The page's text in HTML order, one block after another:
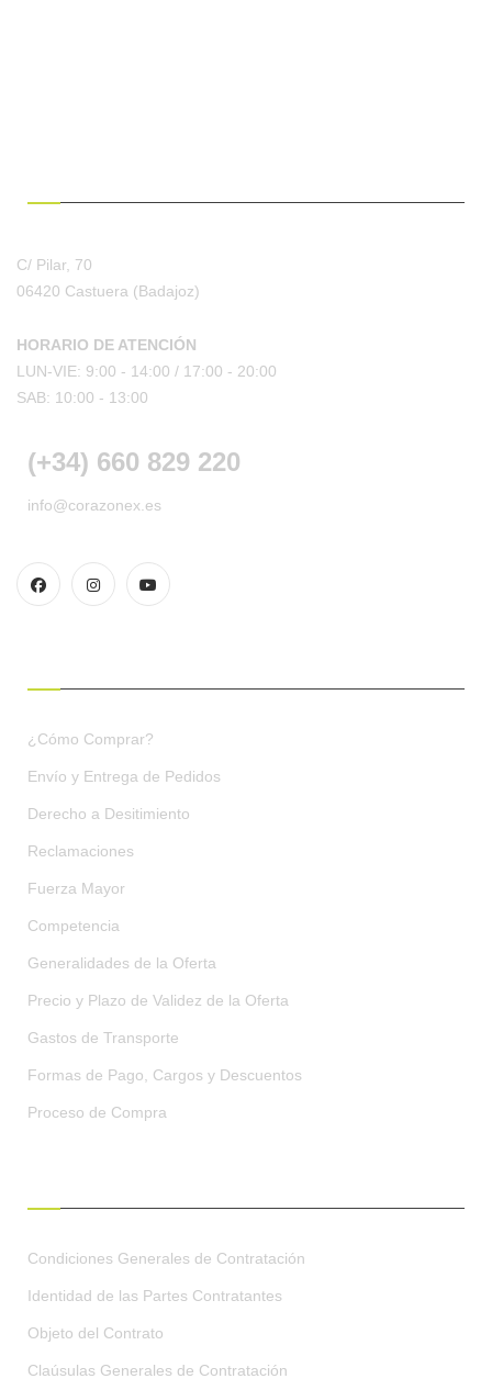
C/ Pilar, 70
06420 Castuera (Badajoz)
HORARIO DE ATENCIÓN
LUN-VIE: 9:00 - 14:00 / 17:00 - 20:00
SAB: 10:00 - 13:00
(+34) 660 829 220
info@corazonex.es
¿Cómo Comprar?
Envío y Entrega de Pedidos
Derecho a Desitimiento
Reclamaciones
Fuerza Mayor
Competencia
Generalidades de la Oferta
Precio y Plazo de Validez de la Oferta
Gastos de Transporte
Formas de Pago, Cargos y Descuentos
Proceso de Compra
Condiciones Generales de Contratación
Identidad de las Partes Contratantes
Objeto del Contrato
Claúsulas Generales de Contratación